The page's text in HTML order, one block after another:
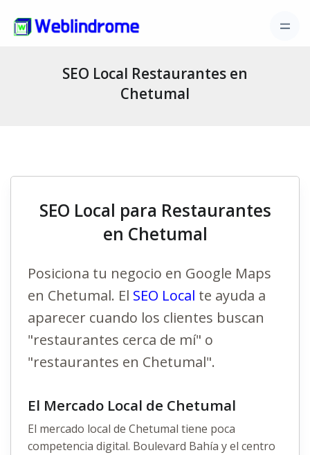
SEO Local Restaurantes en
Chetumal
SEO Local para Restaurantes
en Chetumal
Posiciona tu negocio en Google Maps
en Chetumal. El SEO Local te ayuda a
aparecer cuando los clientes buscan
"restaurantes cerca de mí" o
"restaurantes en Chetumal".
El Mercado Local de Chetumal
El mercado local de Chetumal tiene poca
competencia digital. Boulevard Bahía y el centro